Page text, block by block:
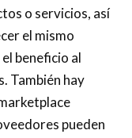
o servicios, así
el mismo
beneficio al
También hay
pueden